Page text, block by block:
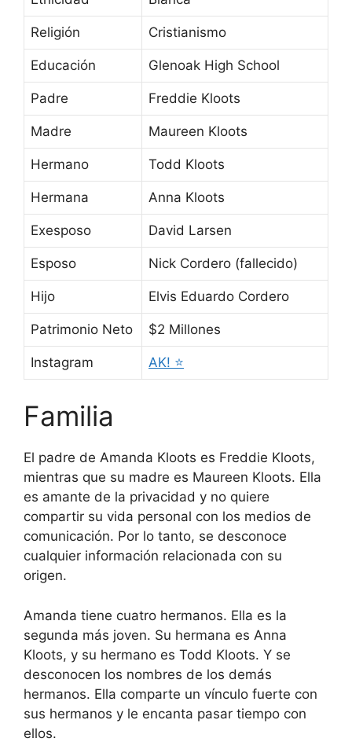
Religión Cristianismo
Educación Glenoak High School
Padre Freddie Kloots
Madre Maureen Kloots
Hermano Todd Kloots
Hermana Anna Kloots
Exesposo David Larsen
Esposo Nick Cordero (fallecido)
Hijo Elvis Eduardo Cordero
Patrimonio Neto $2 Millones
Instagram AK! ⭐️
Familia
El padre de Amanda Kloots es Freddie Kloots,
mientras que su madre es Maureen Kloots. Ella
es amante de la privacidad y no quiere
compartir su vida personal con los medios de
comunicación. Por lo tanto, se desconoce
cualquier información relacionada con su
origen.
Amanda tiene cuatro hermanos. Ella es la
segunda más joven. Su hermana es Anna
Kloots, y su hermano es Todd Kloots. Y se
desconocen los nombres de los demás
hermanos. Ella comparte un vínculo fuerte con
sus hermanos y le encanta pasar tiempo con
ellos.